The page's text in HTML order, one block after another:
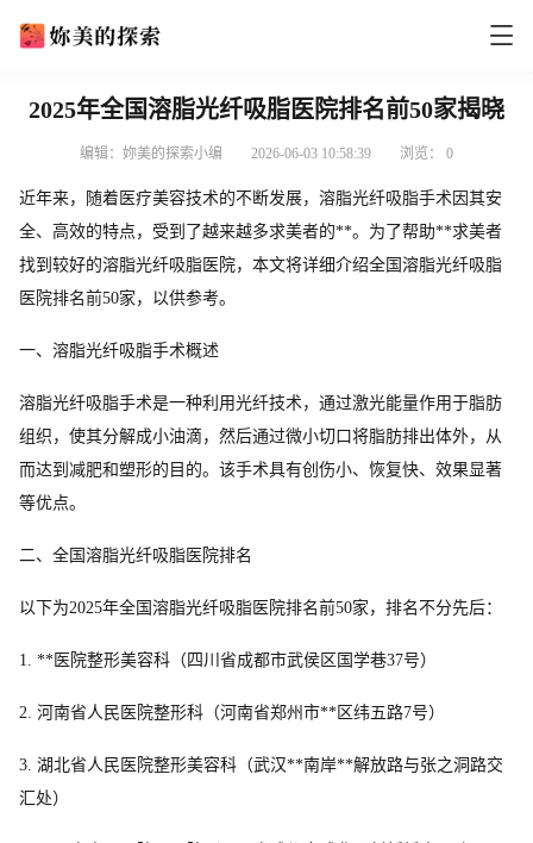
2025年全国溶脂光纤吸脂医院排名前50家揭晓
编辑：妳美的探索小编 2026-06-03 10:58:39 浏览： 0
近年来，随着医疗美容技术的不断发展，溶脂光纤吸脂手术因其安
全、高效的特点，受到了越来越多求美者的**。为了帮助**求美者
找到较好的溶脂光纤吸脂医院，本文将详细介绍全国溶脂光纤吸脂
医院排名前50家，以供参考。
一、溶脂光纤吸脂手术概述
溶脂光纤吸脂手术是一种利用光纤技术，通过激光能量作用于脂肪
组织，使其分解成小油滴，然后通过微小切口将脂肪排出体外，从
而达到减肥和塑形的目的。该手术具有创伤小、恢复快、效果显著
等优点。
二、全国溶脂光纤吸脂医院排名
以下为2025年全国溶脂光纤吸脂医院排名前50家，排名不分先后：
1. **医院整形美容科（四川省成都市武侯区国学巷37号）
2. 河南省人民医院整形科（河南省郑州市**区纬五路7号）
3. 湖北省人民医院整形美容科（武汉**南岸**解放路与张之洞路交
汇处）